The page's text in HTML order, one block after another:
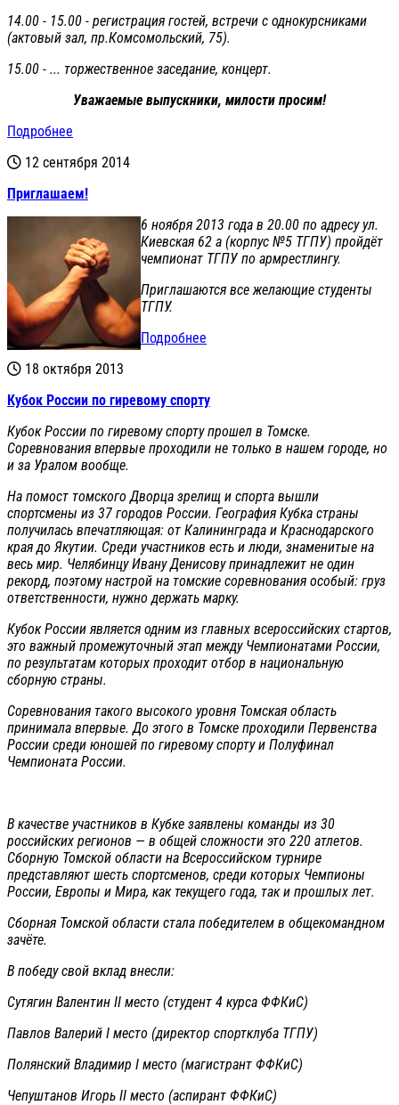
14.00 - 15.00 - регистрация гостей, встречи с однокурсниками
(актовый зал, пр.Комсомольский, 75).
15.00 - ... торжественное заседание, концерт.
Уважаемые выпускники, милости просим!
Подробнее
12 сентября 2014
Приглашаем!
6 ноября 2013 года в 20.00 по адресу ул.
Киевская 62 а (корпус №5 ТГПУ) пройдёт
чемпионат ТГПУ по армрестлингу.
Приглашаются все желающие студенты
ТГПУ.
Подробнее
18 октября 2013
Кубок России по гиревому спорту
Кубок России по гиревому спорту прошел в Томске.
Соревнования впервые проходили не только в нашем городе, но
и за Уралом вообще.
На помост томского Дворца зрелищ и спорта вышли
спортсмены из 37 городов России. География Кубка страны
получилась впечатляющая: от Калининграда и Краснодарского
края до Якутии. Среди участников есть и люди, знаменитые на
весь мир. Челябинцу Ивану Денисову принадлежит не один
рекорд, поэтому настрой на томские соревнования особый: груз
ответственности, нужно держать марку.
Кубок России является одним из главных всероссийских стартов,
это важный промежуточный этап между Чемпионатами России,
по результатам которых проходит отбор в национальную
сборную страны.
Соревнования такого высокого уровня Томская область
принимала впервые. До этого в Томске проходили Первенства
России среди юношей по гиревому спорту и Полуфинал
Чемпионата России.
В качестве участников в Кубке заявлены команды из 30
российских регионов — в общей сложности это 220 атлетов.
Сборную Томской области на Всероссийском турнире
представляют шесть спортсменов, среди которых Чемпионы
России, Европы и Мира, как текущего года, так и прошлых лет.
Сборная Томской области стала победителем в общекомандном
зачёте.
В победу свой вклад внесли:
Сутягин Валентин II место (студент 4 курса ФФКиС)
Павлов Валерий I место (директор спортклуба ТГПУ)
Полянский Владимир I место (магистрант ФФКиС)
Чепуштанов Игорь II место (аспирант ФФКиС)